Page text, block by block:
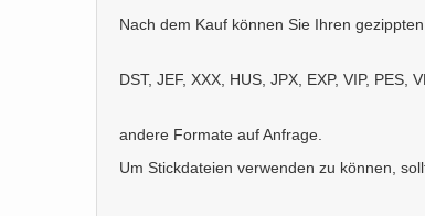
Nach dem Kauf können Sie Ihren
DST, JEF, XXX, HUS, JPX, EXP, VIP, PES,
andere Formate auf Anfrage.
Um Stickdateien verwenden zu können,